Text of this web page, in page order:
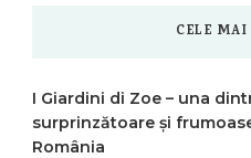
CELE MAI
I Giardini di Zoe – una
surprinzătoare și
România